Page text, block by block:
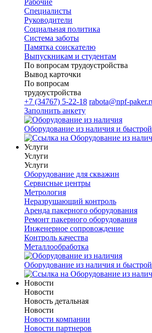
Рабочие
Специалисты
Руководители
Cоциальная политика
Система заботы
Памятка соискателю
Выпускникам и студентам
По вопросам трудоустройства
Вывод карточки
По вопросам
трудоустройства
+7 (34767) 5-22-18 rabota@npf-
Заполнить анкету
Оборудование из наличия и
Услуги
Услуги
Услуги
Оборудование для скважин
Сервисные центры
Метрология
Неразрушающий контроль
Аренда пакерного оборудования
Ремонт пакерного оборудования
Инженерное сопровождение
Контроль качества
Металлообработка
Оборудование из наличия и
Новости
Новости
Новость детальная
Новости
Новости компании
Новости партнеров